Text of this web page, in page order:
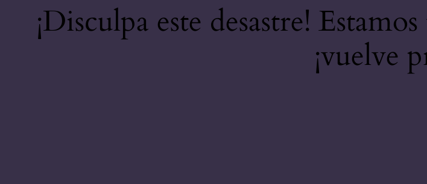
¡Disculpa este desastre!
¡vuelve